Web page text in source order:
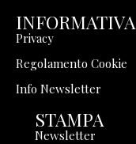
INFORMATIVA
Privacy
Regolamento Cookie
Info Newsletter
STAMPA
Newsletter